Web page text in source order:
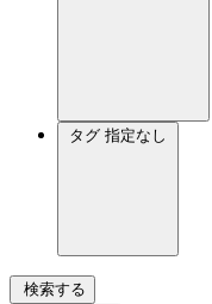
タグ 指定なし
検索する